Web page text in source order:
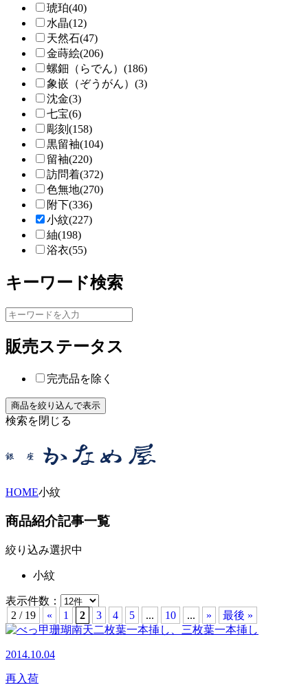
琥珀(40)
水晶(12)
天然石(47)
金蒔絵(206)
螺鈿（らでん）(186)
象嵌（ぞうがん）(3)
沈金(3)
七宝(6)
彫刻(158)
黒留袖(104)
留袖(220)
訪問着(372)
色無地(270)
附下(336)
小紋(227)
紬(198)
浴衣(55)
キーワード検索
販売ステータス
完売品を除く
検索を閉じる
HOME小紋
商品紹介記事一覧
絞り込み選択中
小紋
表示件数：
2 / 19
« 1 2 3 4 5 ... 10 ... » 最後 »
2014.10.04
再入荷